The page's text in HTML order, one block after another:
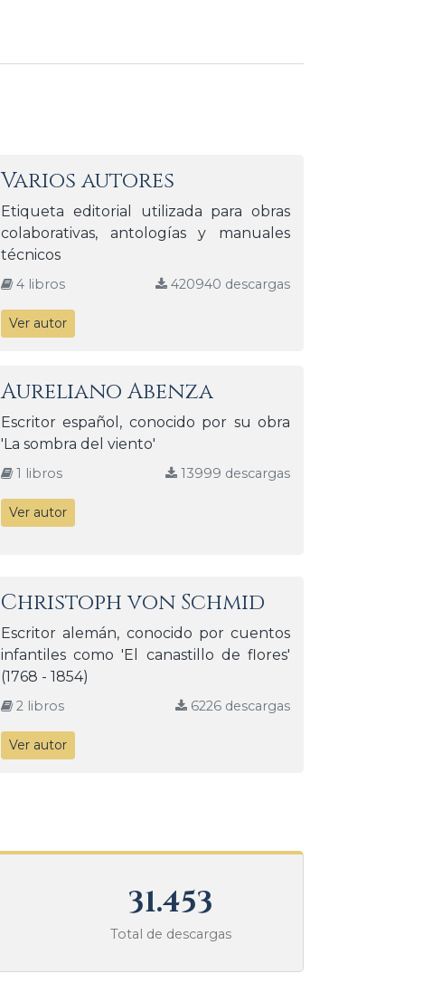
Varios autores
Etiqueta editorial utilizada para obras
colaborativas, antologías y manuales
técnicos
4 libros 420940 descargas
Ver autor
Aureliano Abenza
Escritor español, conocido por su obra
'La sombra del viento'
1 libros 13999 descargas
Ver autor
Christoph von Schmid
Escritor alemán, conocido por cuentos
infantiles como 'El canastillo de flores'
(1768 - 1854)
2 libros 6226 descargas
Ver autor
31.453
Total de descargas